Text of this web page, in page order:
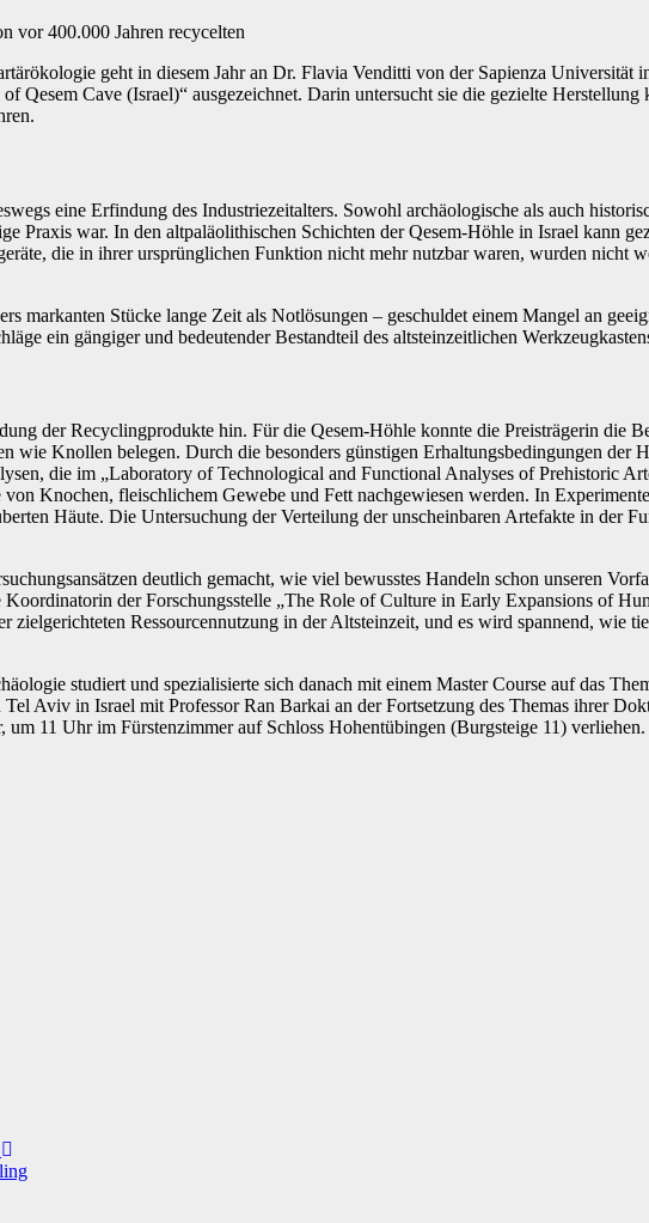
vor 400.000 Jahren recycelten
geht in diesem Jahr an Dr. Flavia Venditti von der Sapienza
Qesem Cave (Israel)“ ausgezeichnet. Darin untersucht sie die gezielte
eine Erfindung des Industriezeitalters. Sowohl archäologische als auch
Praxis war. In den altpaläolithischen Schichten der Qesem-Höhle in Israel kann
die in ihrer ursprünglichen Funktion nicht mehr nutzbar waren, wurden nicht
markanten Stücke lange Zeit als Notlösungen ‒ geschuldet einem Mangel an
ein gängiger und bedeutender Bestandteil des altsteinzeitlichen
der Recyclingprodukte hin. Für die Qesem-Höhle konnte die Preisträgerin die
wie Knollen belegen. Durch die besonders günstigen Erhaltungsbedingungen der
die im „Laboratory of Technological and Functional Analyses of Prehistoric
Knochen, fleischlichem Gewebe und Fett nachgewiesen werden. In
Häute. Die Untersuchung der Verteilung der unscheinbaren Artefakte in der
deutlich gemacht, wie viel bewusstes Handeln schon unseren
der Forschungsstelle „The Role of Culture in Early Expansions of
zielgerichteten Ressourcennutzung in der Altsteinzeit, und es wird spannend, wie
studiert und spezialisierte sich danach mit einem Master Course auf das
Aviv in Israel mit Professor Ran Barkai an der Fortsetzung des Themas ihrer
11 Uhr im Fürstenzimmer auf Schloss Hohentübingen (Burgsteige 11) verliehen.